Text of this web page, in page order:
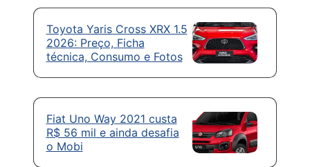
Toyota Yaris Cross XRX 1.5
2026: Preço, Ficha
técnica, Consumo e Fotos
Fiat Uno Way 2021 custa
R$ 56 mil e ainda desafia
o Mobi